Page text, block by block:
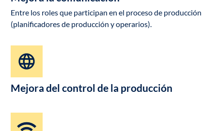
Entre los roles que participan en el proceso de producción
(planificadores de producción y operarios).
Mejora del control de la producción